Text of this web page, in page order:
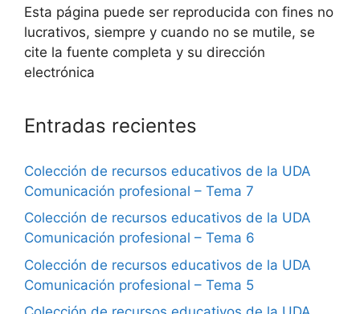
Esta página puede ser reproducida con fines no
lucrativos, siempre y cuando no se mutile, se
cite la fuente completa y su dirección
electrónica
Entradas recientes
Colección de recursos educativos de la UDA
Comunicación profesional – Tema 7
Colección de recursos educativos de la UDA
Comunicación profesional – Tema 6
Colección de recursos educativos de la UDA
Comunicación profesional – Tema 5